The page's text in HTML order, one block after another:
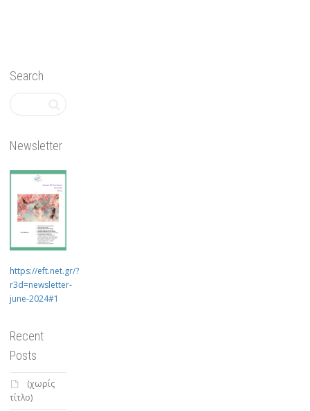
Search
Newsletter
https://eft.net.gr/?
r3d=newsletter-
june-2024#1
Recent
Posts
(χωρίς
τίτλο)